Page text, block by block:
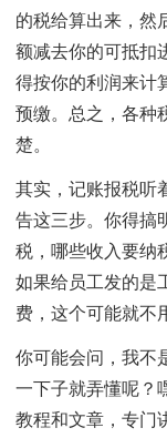
的税给算出来，然
额减去你的可抵扣
得按你的利润来计
预缴。总之，各种
楚。
其实，记账报税听
告这三步。你得搞
税，哪些收入要纳
如果给员工发的是
费，这个可能就不
你可能会问，我不
一下子就弄懂呢？
教程和文章，专门